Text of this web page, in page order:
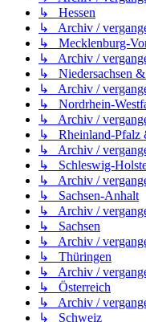
↳ Hessen
↳ Archiv /
↳ Mecklenburg-
↳ Archiv /
↳ Niedersachsen
↳ Archiv /
↳ Nordrhein-
↳ Archiv /
↳ Rheinland-Pfalz
↳ Archiv /
↳ Schleswig-
↳ Archiv /
↳ Sachsen-Anhalt
↳ Archiv /
↳ Sachsen
↳ Archiv /
↳ Thüringen
↳ Archiv /
↳ Österreich
↳ Archiv /
↳ Schweiz